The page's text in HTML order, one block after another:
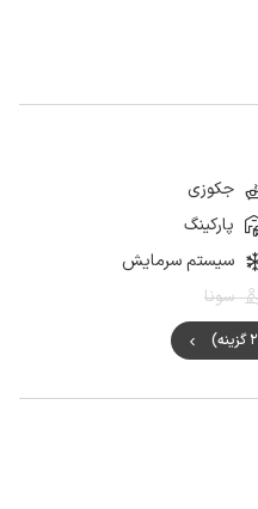
جکوزی
پارکینگ
سیستم سرمایش
سونا